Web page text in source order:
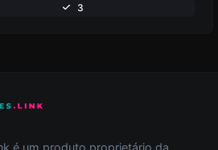
3
é um produto proprietário da